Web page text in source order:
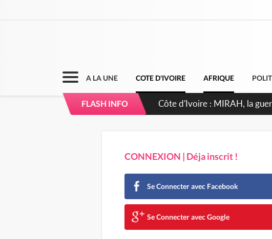
A LA UNE COTE D'IVOIRE AFRIQUE
FLASH INFO
Côte d'Ivoire : MIRAH, la
CONNEXION | Déja inscrit !
Se Connecter avec Facebook
Se Connecter avec Google